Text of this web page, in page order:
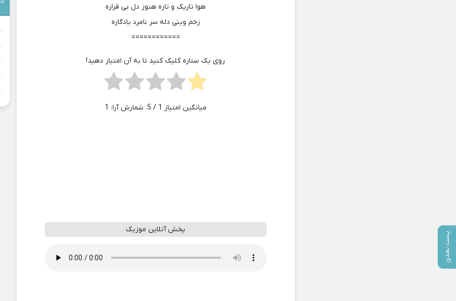
پست بعدی
هوا تاریک و تاره هنوز دل بی قراره
زخم وینی دله سر نامرد یادگاره
============
روی یک ستاره کلیک کنید تا به آن امتیاز دهید!
میانگین امتیاز 1 / 5. شمارش آرا: 1
پخش آنلاین موزیک